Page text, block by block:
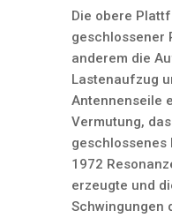
Die obere
geschlossener
anderem die
Lastenaufzug
Antennenseile
Vermutung,
geschlossenes
1972
erzeugte und
Schwingungen